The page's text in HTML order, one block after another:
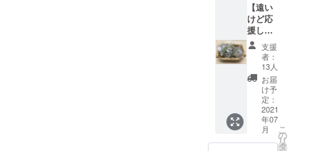
【遠い
けど応
援した
いなと
いう方
に 香木
の森
ハーブ
ティお
試し
セット5
包】 ◆
香木の
支援
者：
13人
お届
け予
定：
2021
年07
月
こ
の
リ
タ